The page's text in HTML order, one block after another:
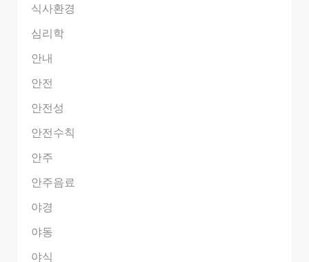
식사환경
심리학
안내
안전
안전성
안전수칙
안주
안주음료
야경
야동
야식